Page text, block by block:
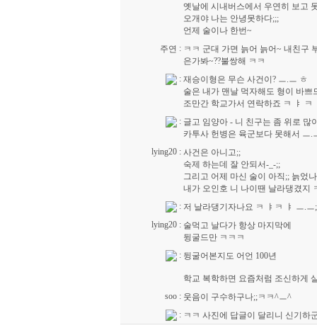
옛날에 시내버스에서 우연히 보고
오개야 나는 안녕못하다;;;
언제 술이나 한번~
주연 : ㅋㅋ 군대 가면 늙어 늙어~ 내친구
은가봐~??불쌍해 ㅋㅋ
: 재승이형은 무슨 사건이? ㅡ.ㅡ ㅎ
술은 내가 맨날 먹자해도 형이 바쁘
조만간 학교가서 연락하죠 ㅋ ㅑ ㅋ
: 글고 임양아 - 니 친구는 좀 위로 많
카투사 헌병은 육군보다 못해서 ㅡ.
lying20 : 사건은 아니고;;
숙제 하는데 잘 안되서-_-;;
그리고 어제 마신 술이 아직;; 늙었
내가 오인호 니 나이땐 날라댕겼지
: 저 날라댕기자나요 ㅋ ㅑㅋ ㅑ ㅡ.ㅡ
lying20 : 술먹고 날다가 항상 마지막에
뒹굴드만 ㅋㅋㅋ
: 뒹굴어본지도 어언 100년
학교 복학하면 요즘처럼 조신하게
soo : 웃음이 구수하구나;;ㅋㅋ^ㅡ^
: ㅋㅋ 사진에 답글이 달리니 신기하